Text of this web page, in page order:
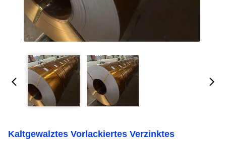
Kaltgewalztes Vorlackiertes Verzinktes